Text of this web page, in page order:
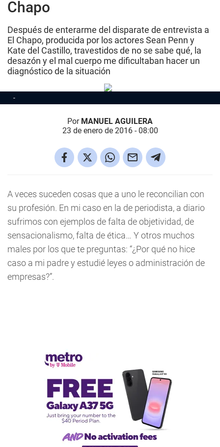
Chapo
Después de enterarme del disparate de entrevista a
El Chapo, producida por los actores Sean Penn y
Kate del Castillo, travestidos de no se sabe qué, la
desazón y el mal cuerpo me dificultaban hacer un
diagnóstico de la situación
Por MANUEL AGUILERA
23 de enero de 2016 - 08:00
A veces suceden cosas que a uno le reconcilian con
su profesión. En mi caso en la de periodista, a diario
sufrimos con ejemplos de falta de objetividad, de
sensacionalismo, falta de ética… Y otros muchos
males por los que te preguntas: “¿Por qué no hice
caso a mi padre y estudié leyes o administración de
empresas?”.